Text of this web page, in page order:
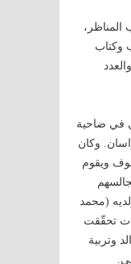
المناظر،
وكتاب
في ضاحية
وكان
ويقوم
(محمد
تحقّقت
وتربية